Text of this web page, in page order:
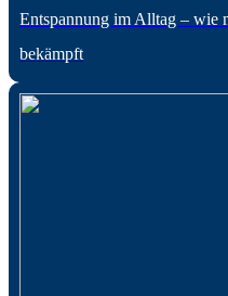
Entspannung im Alltag – wie
bekämpft